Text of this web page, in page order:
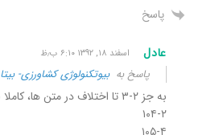
پاسخ
عادل اسفند ۱۸, ۱۳۹۲ ۶:۱۰ ب٫ظ
پاسخ بهبیوتکنولوژی کشاورزی- بیتا
به جز ۲-۳ تا اختلاف در متن ها، کاملا با شما موافقم
۱۰۴-۲